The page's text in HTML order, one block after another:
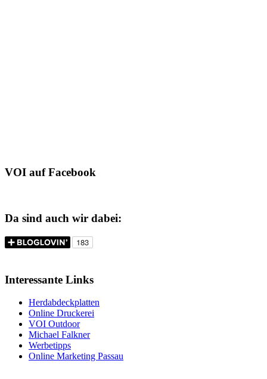
VOI auf Facebook
Da sind auch wir dabei:
Interessante Links
Herdabdeckplatten
Online Druckerei
VOI Outdoor
Michael Falkner
Werbetipps
Online Marketing Passau